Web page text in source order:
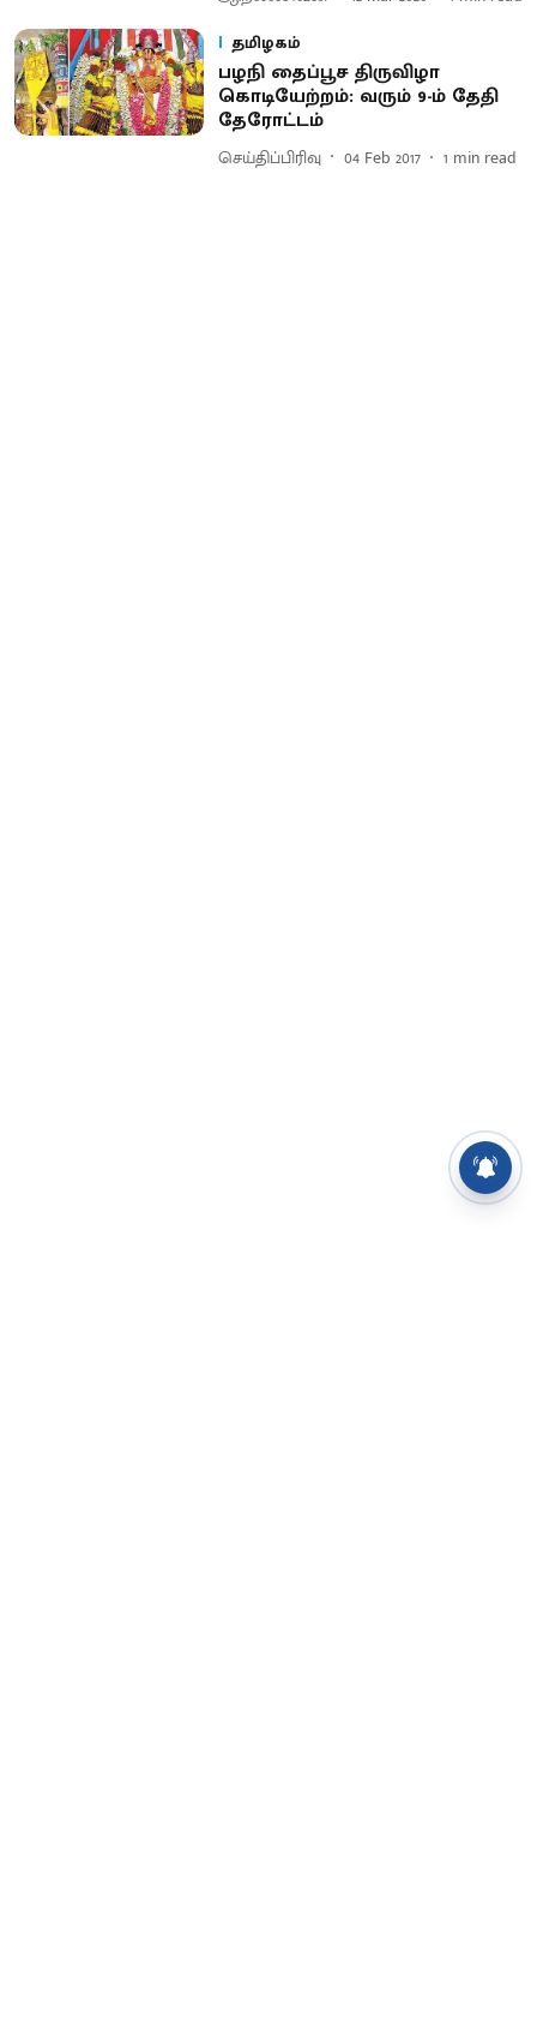
தமிழகம்
பழநி தைப்பூச திருவிழா
கொடியேற்றம் : வரும் 9-ம் தேதி
தேரோட்டம்
செய்திப்பிரிவு 04 Feb 2017 1 min read